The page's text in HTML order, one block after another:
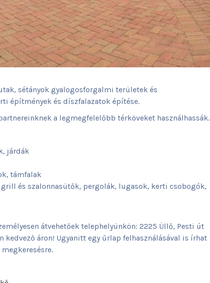
sétányok gyalogosforgalmi területek és
építmények és díszfalazatok építése.
a legmegfelelőbb térköveket használhassák.
járdák
támfalak
és szalonnasütők, pergolák, lugasok, kerti csobogók,
átvehetőek telephelyünkön: 2225 Üllő, Pesti út
áron! Ugyanitt egy űrlap felhasználásával is írhat